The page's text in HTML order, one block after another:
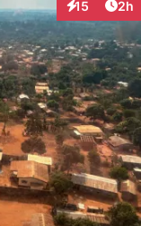
15
Interaktionen
2h